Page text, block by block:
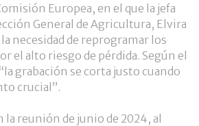
Europea, en el que la jefa
General de Agricultura, Elvira
necesidad de reprogramar los
el alto riesgo de pérdida. Según el
grabación se corta justo cuando
crucial”.
la reunión de junio de 2024, al